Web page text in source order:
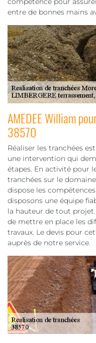
entre de bonnes mains
AMEDEE William
38570
Réaliser les tranchées
une intervention qui
étapes. En activité pour
tranchées sur le
dispose les
disposons une équipe
la hauteur de tout
de mettre en place les
travaux. Le devis pour
auprès de notre service.